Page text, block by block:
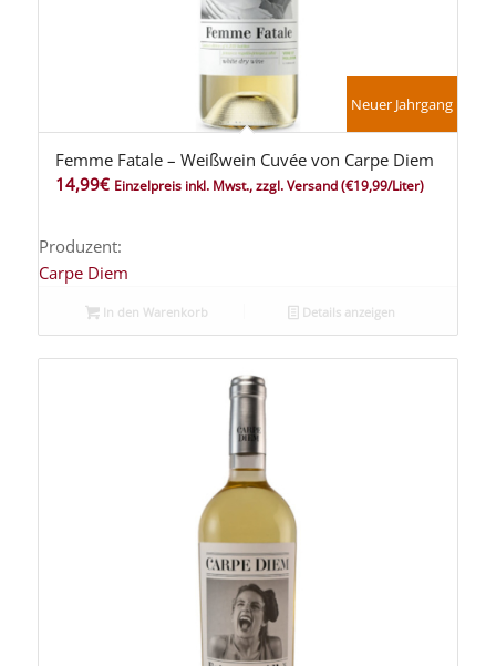
Neuer Jahrgang
5.00
Femme Fatale – Weißwein Cuvée von Carpe Diem
14,99€ Einzelpreis inkl. Mwst., zzgl. Versand(€19,99/Liter)
Produzent:
Carpe Diem
In den Warenkorb Details anzeigen